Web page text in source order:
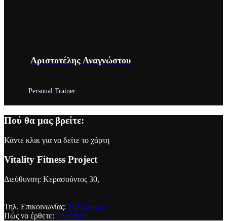
Αριστοτέλης Αναγνώστου
Personal Trainer
Πού θα μας βρείτε:
Κάντε κλικ για να δείτε το χάρτη
Vitality Fitness Project
Διεύθυνση: Κερασούντος 30,
Τηλ. Επικοινωνίας: Τηλέφωνο »
Πώς να έρθετε: Οδηγίες »